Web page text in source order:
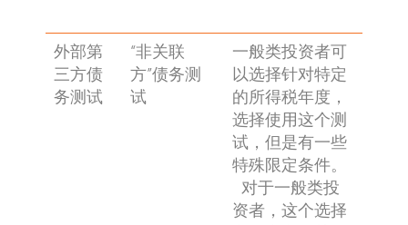
外部第
三方债
务测试
“非关联
方”债务测
试
一般类投资者可
以选择针对特定
的所得税年度，
选择使用这个测
试，但是有一些
特殊限定条件。
对于一般类投
资者，这个选择